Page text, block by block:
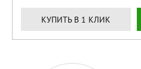
КУПИТЬ В 1 КЛИК